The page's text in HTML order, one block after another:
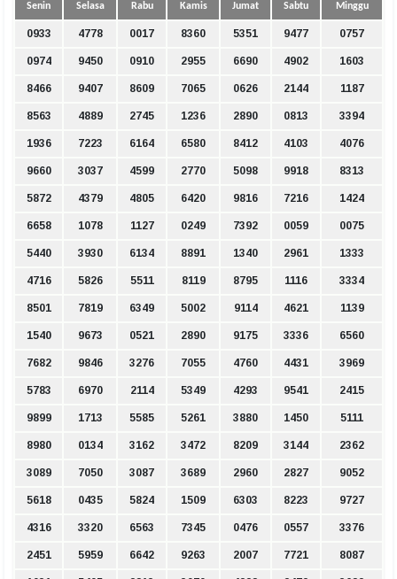
Senin Selasa Rabu Kamis Jumat Sabtu Minggu
0933 4778 0017 8360 5351 9477 0757
0974 9450 0910 2955 6690 4902 1603
8466 9407 8609 7065 0626 2144 1187
8563 4889 2745 1236 2890 0813 3394
1936 7223 6164 6580 8412 4103 4076
9660 3037 4599 2770 5098 9918 8313
5872 4379 4805 6420 9816 7216 1424
6658 1078 1127 0249 7392 0059 0075
5440 3930 6134 8891 1340 2961 1333
4716 5826 5511 8119 8795 1116 3334
8501 7819 6349 5002 9114 4621 1139
1540 9673 0521 2890 9175 3336 6560
7682 9846 3276 7055 4760 4431 3969
5783 6970 2114 5349 4293 9541 2415
9899 1713 5585 5261 3880 1450 5111
8980 0134 3162 3472 8209 3144 2362
3089 7050 3087 3689 2960 2827 9052
5618 0435 5824 1509 6303 8223 9727
4316 3320 6563 7345 0476 0557 3376
2451 5959 6642 9263 2007 7721 8087